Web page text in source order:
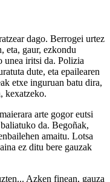
dago. Berrogei urtez
eta, gaur, ezkondu
unea iritsi da. Polizia
dute, eta epailearen
etxe inguruan batu dira,
kexatzeko.
arte gogor eutsi
da. Begoñak,
amaitu. Lotsa
ez ditu bere gauzak
Azken finean, gauza